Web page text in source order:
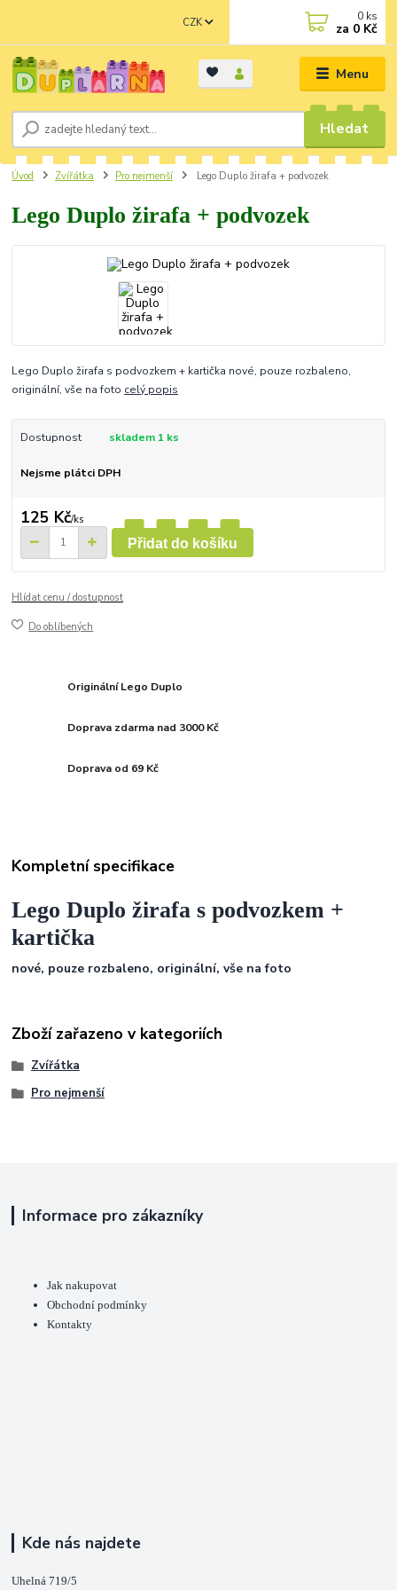
Menu
CZK
Hledat
0 ks
za 0 Kč
Úvod Zvířátka Pro nejmenší Lego Duplo žirafa + podvozek
Lego Duplo žirafa + podvozek
Lego Duplo žirafa s podvozkem + kartička nové, pouze rozbaleno,
originální, vše na foto celý popis
Dostupnost skladem 1 ks
Nejsme plátci DPH
125 Kč/ks
Přidat do košíku
Hlídat cenu / dostupnost
Do oblíbených
Originální Lego Duplo
Doprava zdarma nad 3000 Kč
Doprava od 69 Kč
Kompletní specifikace
Lego Duplo žirafa s podvozkem +
kartička
nové, pouze rozbaleno, originální, vše na foto
Zboží zařazeno v kategoriích
Zvířátka
Pro nejmenší
Informace pro zákazníky
Jak nakupovat
Obchodní podmínky
Kontakty
Kde nás najdete
Uhelná 719/5